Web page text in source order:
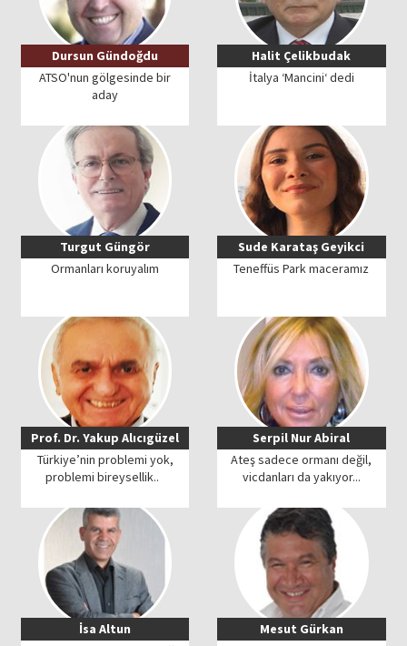
Dursun Gündoğdu
ATSO'nun gölgesinde bir
aday
Halit Çelikbudak
İtalya ‘Mancini‘ dedi
Turgut Güngör
Ormanları koruyalım
Sude Karataş Geyikci
Teneffüs Park maceramız
Prof. Dr. Yakup Alıcıgüzel
Türkiye’nin problemi yok,
problemi bireysellik..
Serpil Nur Abiral
Ateş sadece ormanı değil,
vicdanları da yakıyor...
İsa Altun
Mesut Gürkan